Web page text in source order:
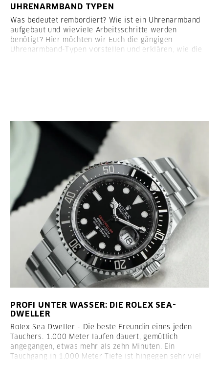
UHRENARMBAND TYPEN
Was bedeutet rembordiert? Wie ist ein Uhrenarmband
aufgebaut und wieviele Arbeitsschritte werden
benötigt? Hier möchten wir Euch die gängigen
Uhrenarmband-Typen vorstellen und erklären, wie die
PROFI UNTER WASSER: DIE ROLEX SEA-
DWELLER
Rolex Sea Dweller - Die beste Freundin eines jeden
Tauchers. 1.000 Meter laufen dauert, gemütlich
angegangen, etwas mehr als zehn Minuten. Ein
Tauchgang in 1.000 Meter Tiefe ist hingegen sehr viel